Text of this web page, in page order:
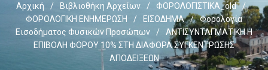
Αρχική / Βιβλιοθήκη Αρχείων / ΦΟΡΟΛΟΓΙΣΤΙΚΑ_old
/
ΦΟΡΟΛΟΓΙΚΗ ΕΝΗΜΕΡΩΣΗ
/ ΕΙΣΟΔΗΜΑ /
Φορολογία
Εισοδήματος Φυσικών Προσώπων
/
ΑΝΤΙΣΥΝΤΑΓΜΑΤΙΚΗ Η
ΕΠΙΒΟΛΗ ΦΟΡΟΥ 10% ΣΤΗ ΔΙΑΦΟΡΑ ΣΥΓΚΕΝΤΡΩΣΗΣ
ΑΠΟΔΕΙΞΕΩΝ